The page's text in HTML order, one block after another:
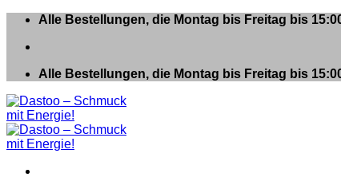
Zum
springen
Alle Bestellungen, die Montag bis Freitag bis
Alle Bestellungen, die Montag bis Freitag bis